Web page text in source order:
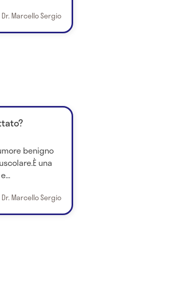
Dr. Marcello Sergio
benigno
una
Dr. Marcello Sergio